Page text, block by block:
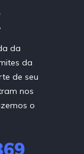
da
da
de seu
nos
o